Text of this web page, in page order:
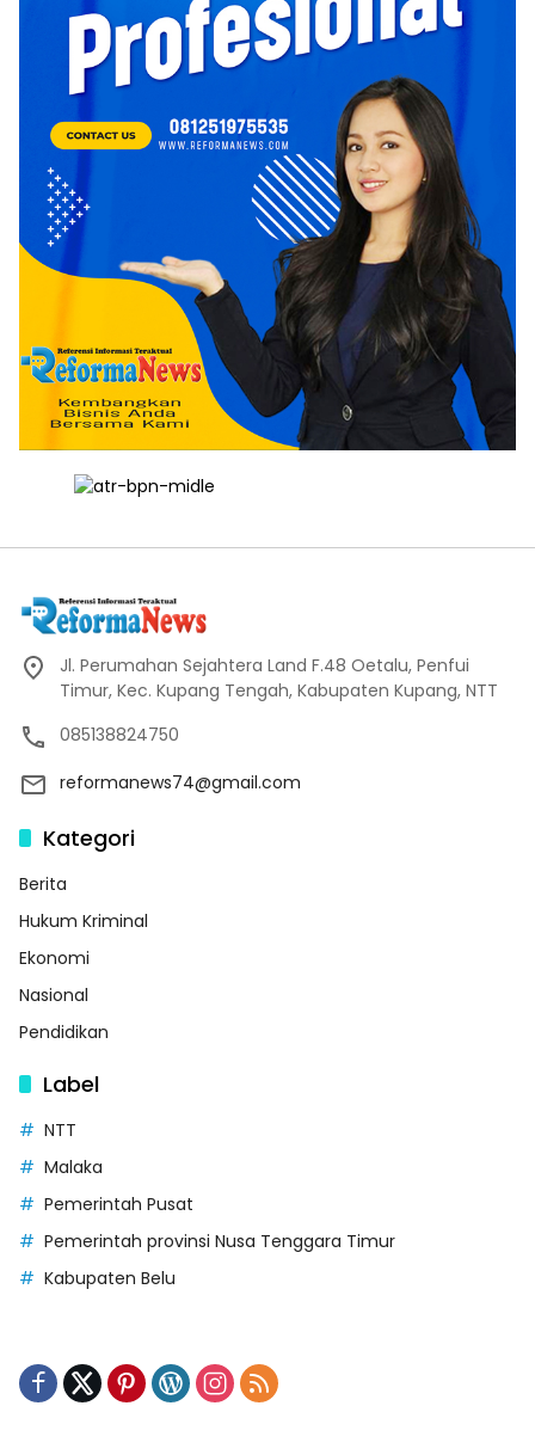
Jl. Perumahan Sejahtera Land F.48 Oetalu, Penfui
Timur, Kec. Kupang Tengah, Kabupaten Kupang, NTT
085138824750
reformanews74@gmail.com
Kategori
Berita
Hukum Kriminal
Ekonomi
Nasional
Pendidikan
Label
NTT
Malaka
Pemerintah Pusat
Pemerintah provinsi Nusa Tenggara Timur
Kabupaten Belu